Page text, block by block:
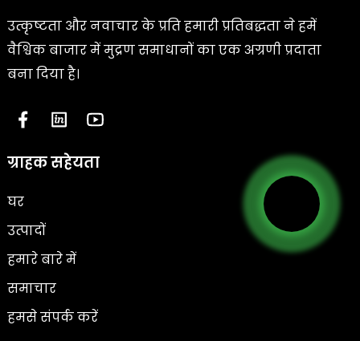
उत्कृष्टता और नवाचार के प्रति हमारी प्रतिबद्धता ने हमें
वैश्विक बाजार में मुद्रण समाधानों का एक अग्रणी प्रदाता
बना दिया है।
ग्राहक सहेयता
घर
उत्पादों
हमारे बारे में
समाचार
हमसे संपर्क करें